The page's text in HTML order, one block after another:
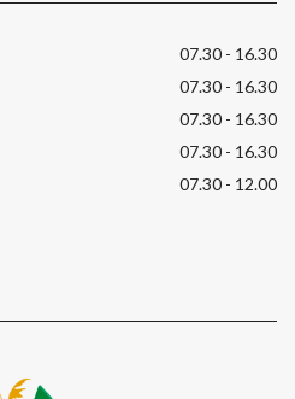
07.30 - 16.30
07.30 - 16.30
07.30 - 16.30
07.30 - 16.30
07.30 - 12.00